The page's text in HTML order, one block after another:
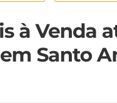
à Venda
Santo